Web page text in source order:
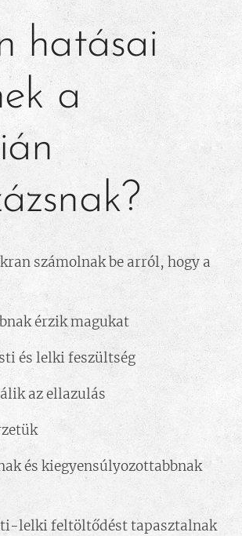
hatásai
a
számolnak be arról, hogy a
érzik magukat
és lelki feszültség
az ellazulás
és kiegyensúlyozottabbnak
lelki feltöltődést tapasztalnak